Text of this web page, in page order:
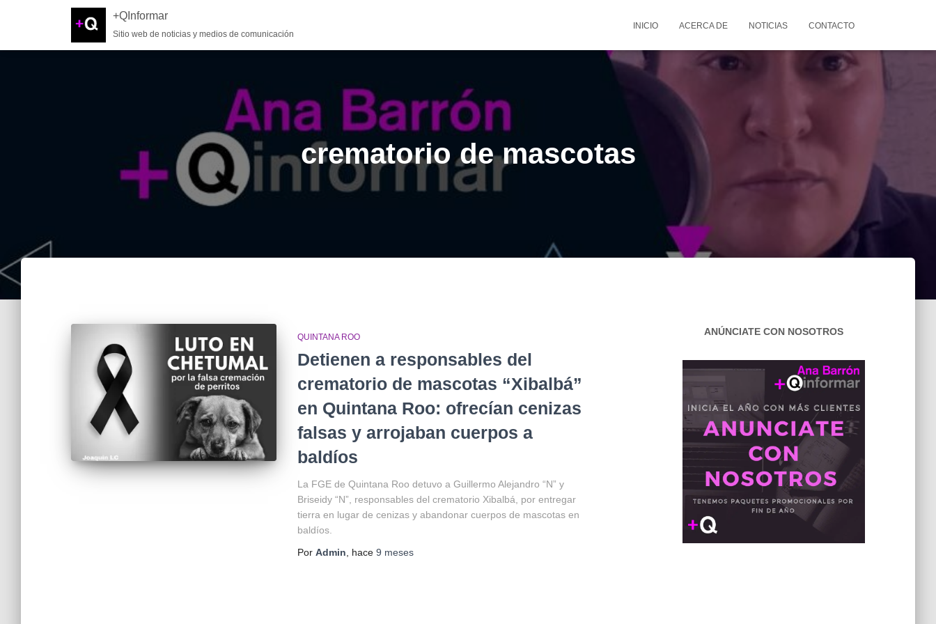
+QInformar
Sitio web de noticias y medios de comunicación
INICIO ACERCA DE NOTICIAS CONTACTO
crematorio de mascotas
QUINTANA ROO
Detienen a responsables del
crematorio de mascotas “Xibalbá”
en Quintana Roo: ofrecían cenizas
falsas y arrojaban cuerpos a
baldíos
La FGE de Quintana Roo detuvo a Guillermo Alejandro “N” y
Briseidy “N”, responsables del crematorio Xibalbá, por entregar
tierra en lugar de cenizas y abandonar cuerpos de mascotas en
baldíos.
Por Admin , hace 9 meses
ANÚNCIATE CON NOSOTROS